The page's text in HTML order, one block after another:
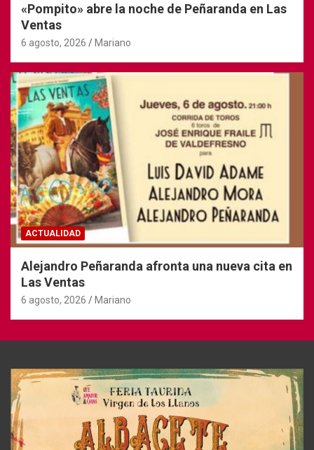
«Pompito» abre la noche de Peñaranda en Las
Ventas
6 agosto, 2026 Mariano
ACTUALIDAD
Alejandro Peñaranda afronta una nueva cita en
Las Ventas
6 agosto, 2026 Mariano